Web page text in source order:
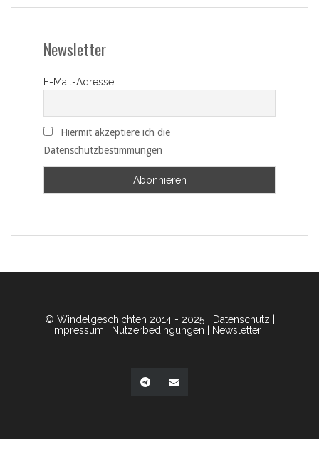
Newsletter
E-Mail-Adresse
Hiermit akzeptiere ich die
Datenschutzbestimmungen
© Windelgeschichten 2014 - 2025 Datenschutz
Impressum
Nutzerbedingungen Newsletter